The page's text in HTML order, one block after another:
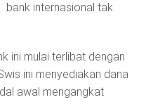
bank internasional tak
ini mulai terlibat dengan
ini menyediakan dana
awal mengangkat